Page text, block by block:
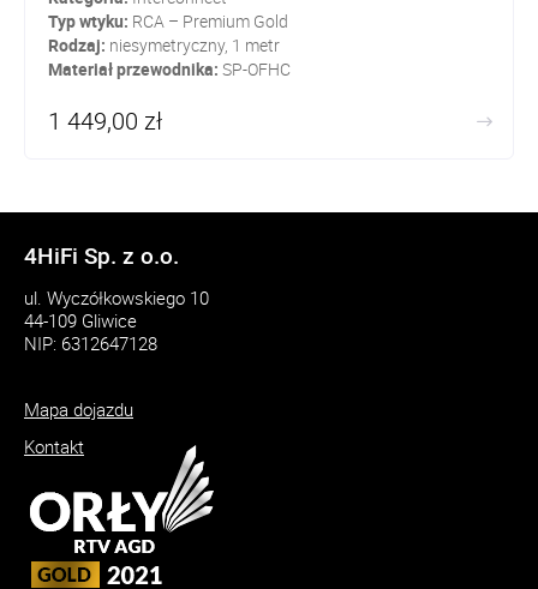
Typ wtyku: RCA – Premium Gold
Rodzaj: niesymetryczny, 1 metr
Materiał przewodnika: SP-OFHC
1 449,00 zł
4HiFi Sp. z o.o.
ul. Wyczółkowskiego 10
44-109 Gliwice
NIP: 6312647128
Mapa dojazdu
Kontakt